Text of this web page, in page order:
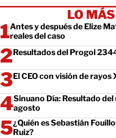
LO
Antes y después de Elize
reales del caso
Resultados del Progol
El CEO con visión de rayos
Sinuano Día: Resultado
agosto
¿Quién es Sebastián
Ruiz?